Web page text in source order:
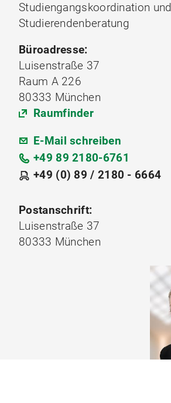
Studiengangskoordination und
Studierendenberatung
Büroadresse:
Luisenstraße 37
Raum A 226
80333 München
Raumfinder
E-Mail schreiben
+49 89 2180-6761
+49 (0) 89 / 2180 - 6664
Postanschrift:
Luisenstraße 37
80333 München